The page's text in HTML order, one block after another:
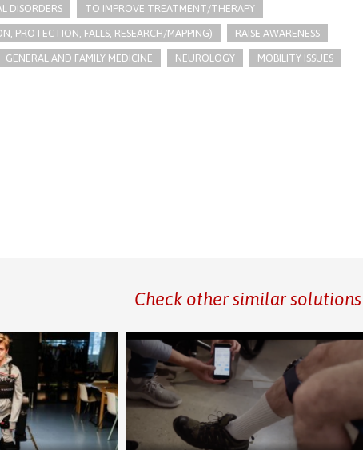
DISORDERS TO IMPROVE TREATMENT/THERAPY
PROTECTION, FALLS, RESEARCH/MAPPING) RAISE AWARENESS
GENERAL AND FAMILY MEDICINE NEUROLOGY MOBILITY ISSUES
Check other similar solutions